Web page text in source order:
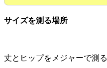
サイズを測る場所
丈とヒップをメジャーで測る